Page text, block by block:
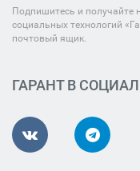
Подпишитесь и получайте
социальных технологий
почтовый ящик.
ГАРАНТ В